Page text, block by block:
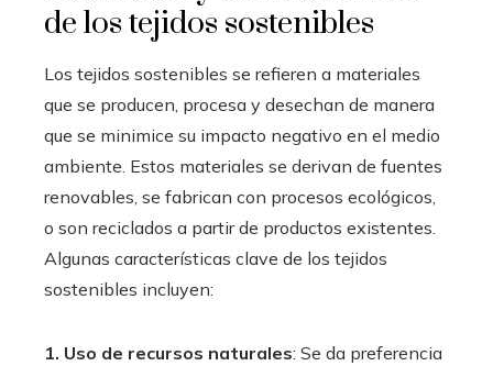
de los tejidos sostenibles
Los tejidos sostenibles se refieren a materiales
que se producen, procesa y desechan de manera
que se minimice su impacto negativo en el medio
ambiente. Estos materiales se derivan de fuentes
renovables, se fabrican con procesos ecológicos,
o son reciclados a partir de productos existentes.
Algunas características clave de los tejidos
sostenibles incluyen:
1. Uso de recursos naturales: Se da preferencia